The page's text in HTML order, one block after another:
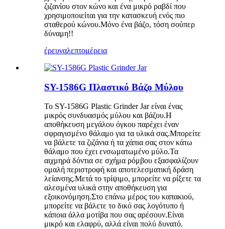
ζιζανίου στον κώνο και ένα μικρό ραβδί που
χρησιμοποιείται για την κατασκευή ενός πιο
σταθερού κώνου.Μόνο ένα βάζο, τόση σούπερ
δύναμη!!
έρευναλεπτομέρεια
SY-1586G Πλαστικό Βάζο Μύλου
Το SY-1586G Plastic Grinder Jar είναι ένας
μικρός συνδυασμός μύλου και βάζου.Η
αποθήκευση μεγάλου όγκου παρέχει έναν
σφραγισμένο θάλαμο για τα υλικά σας.Μπορείτε
να βάλετε τα ζιζάνια ή τα χάπια σας στον κάτω
θάλαμο που έχει ενσωματωμένο μύλο.Τα
αιχμηρά δόντια σε σχήμα ρόμβου εξασφαλίζουν
ομαλή περιστροφή και αποτελεσματική δράση
λείανσης.Μετά το τρίψιμο, μπορείτε να ρίξετε τα
αλεσμένα υλικά στην αποθήκευση για
εξοικονόμηση.Στο επάνω μέρος του καπακιού,
μπορείτε να βάλετε το δικό σας λογότυπο ή
κάποια άλλα μοτίβα που σας αρέσουν.Είναι
μικρό και ελαφρύ, αλλά είναι πολύ δυνατό.